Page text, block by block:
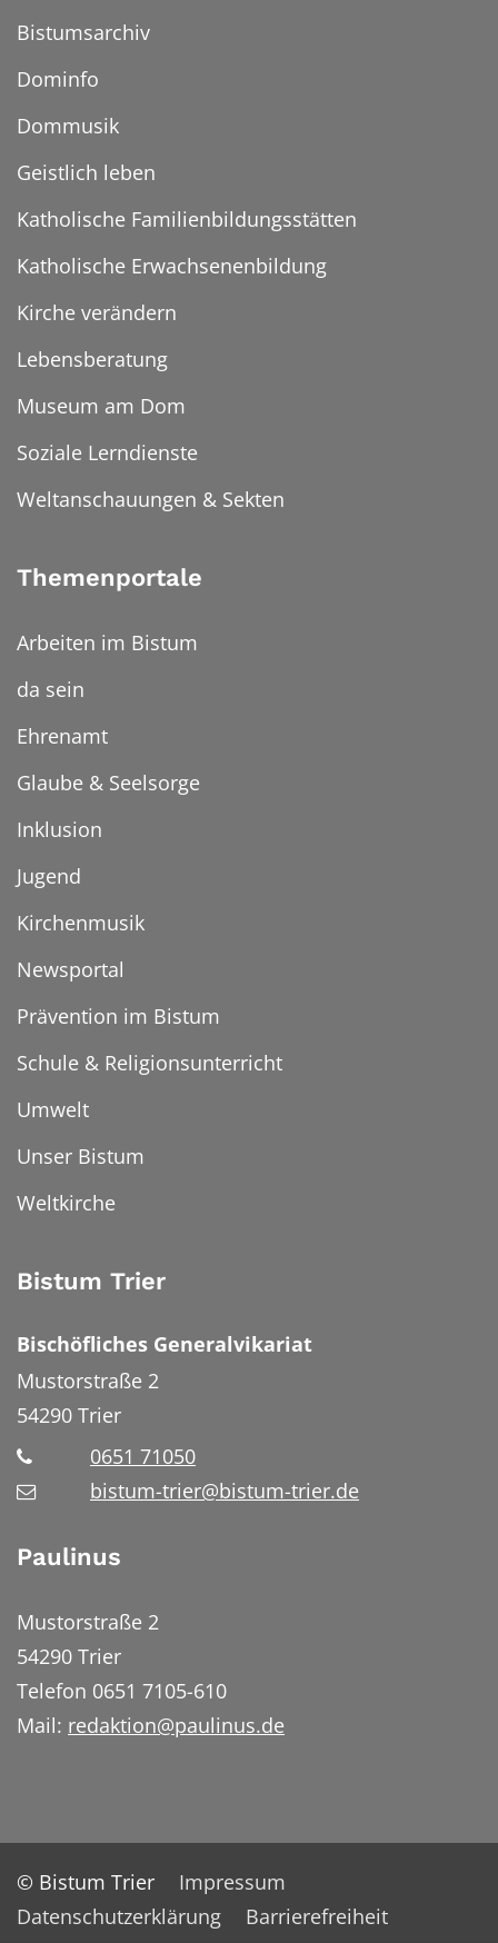
Bistumsarchiv
Dominfo
Dommusik
Geistlich leben
Katholische Familienbildungsstätten
Katholische Erwachsenenbildung
Kirche verändern
Lebensberatung
Museum am Dom
Soziale Lerndienste
Weltanschauungen & Sekten
Themenportale
Arbeiten im Bistum
da sein
Ehrenamt
Glaube & Seelsorge
Inklusion
Jugend
Kirchenmusik
Newsportal
Prävention im Bistum
Schule & Religionsunterricht
Umwelt
Unser Bistum
Weltkirche
Bistum Trier
Bischöfliches Generalvikariat
Mustorstraße 2
54290 Trier
0651 71050
bistum-trier@bistum-trier.de
Paulinus
Mustorstraße 2
54290 Trier
Telefon 0651 7105-610
Mail: redaktion@paulinus.de
© Bistum Trier
Impressum
Datenschutzerklärung
Barrierefreiheit